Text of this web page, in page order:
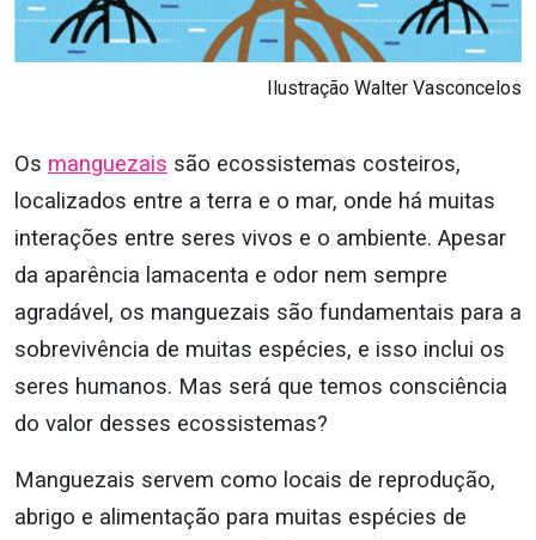
Ilustração Walter Vasconcelos
Os manguezais são ecossistemas costeiros,
localizados entre a terra e o mar, onde há muitas
interações entre seres vivos e o ambiente. Apesar
da aparência lamacenta e odor nem sempre
agradável, os manguezais são fundamentais para a
sobrevivência de muitas espécies, e isso inclui os
seres humanos. Mas será que temos consciência
do valor desses ecossistemas?
Manguezais servem como locais de reprodução,
abrigo e alimentação para muitas espécies de